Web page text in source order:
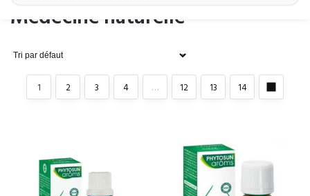
Médecine naturelle
1 2 3 4 … 12 13 14